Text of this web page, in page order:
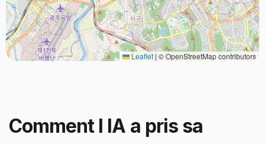
Leaflet | © OpenStreetMap contributors
Comment l IA a pris sa